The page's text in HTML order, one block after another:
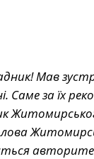
Мав
Саме за їх